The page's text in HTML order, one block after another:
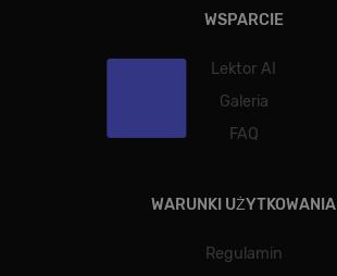
WSPARCIE
Lektor AI
Galeria
FAQ
WARUNKI UŻYTKOWANIA
Regulamin
identyfikacji konkretnego użytkownika.
Nazwa
Dostawca /
Domena